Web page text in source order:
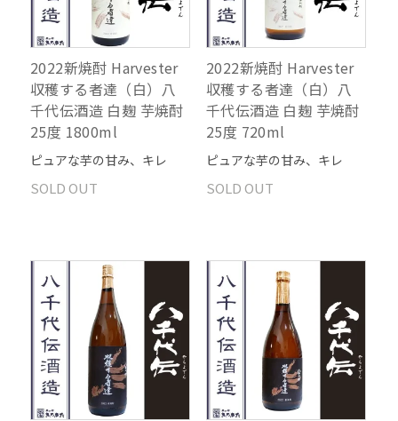
2022新焼酎 Harvester
収穫する者達（白）八
千代伝酒造 白麹 芋焼酎
25度 1800ml
ピュアな芋の甘み、キレ
SOLD OUT
2022新焼酎 Harvester
収穫する者達（白）八
千代伝酒造 白麹 芋焼酎
25度 720ml
ピュアな芋の甘み、キレ
SOLD OUT